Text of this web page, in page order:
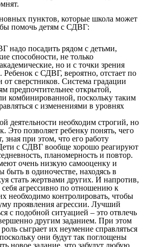
пунктов, которые школа может
помочь детям с СДВГ:
надо посадить рядом с детьми,
способности, не только
но и с точки зрения
Ребенок с СДВГ, вероятно, отстает по
от сверстников. Система градации
предпочтительнее открытой,
комбинированной, поскольку таким
с изменениями в уровнях
деятельности необходим строгий, но
Это позволяет ребенку понять, чего
зная при этом, что его работу
с СДВГ вообще хорошо реагируют
планомерность и повтор.
очень низкую самооценку и
быть в одиночестве, находясь в
стать жертвами других. И напротив,
себя агрессивно по отношению к
необходимо контролировать, чтобы
проявления агрессии. Лучший
с подобной ситуацией – это отвлечь
другим заданием. При этом
сыграет их неумение справляться
они будут так поглощены
новое задание, что забудут любую